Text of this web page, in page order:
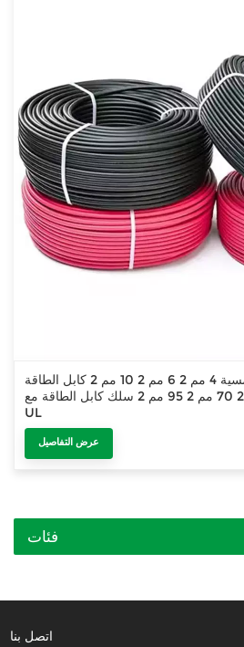
كابل الطاقة الشمسية 4 مم 2 6 مم 2 10 مم 2 كابل الطاقة
الكهروضوئية 50 مم 2 70 مم 2 95 مم 2 سلك كابل الطاقة مع TUV
UL
عرض التفاصيل
فئات
اتصل بنا